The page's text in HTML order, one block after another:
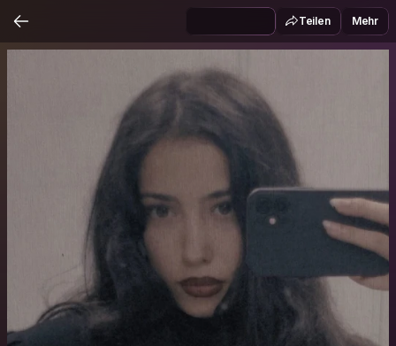
Teilen Mehr